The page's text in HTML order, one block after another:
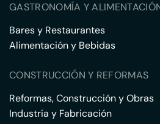
GASTRONOMÍA Y
Bares y Restaurantes
Alimentación y Bebidas
CONSTRUCCIÓN Y REFORMAS
Reformas, Construcción y Obras
Industria y Fabricación